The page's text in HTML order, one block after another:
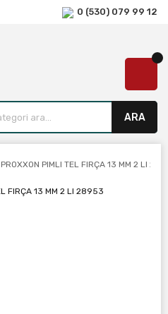
0 (530) 079 99 12
ARA
PROXXON PIMLI TEL FIRÇA 13 MM 2 LI